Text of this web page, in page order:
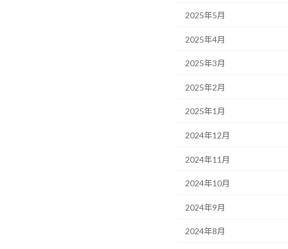
2025年5月
2025年4月
2025年3月
2025年2月
2025年1月
2024年12月
2024年11月
2024年10月
2024年9月
2024年8月